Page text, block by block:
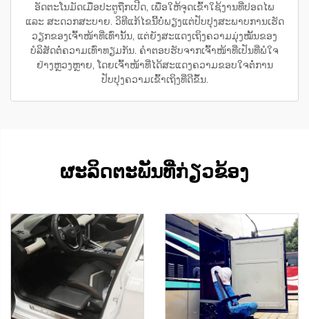
ອັດຕະໂນມັດເມື່ອປະຕູຖືກເປີດ, ເພື່ອໃຫ້ຈຸດເຂົ້າໃຊ້ງານທີ່ປອດໄພ
ແລະ ສະດວກສະບາຍ. ວິທີແກ້ໄຂນີ້ບໍ່ພຽງແຕ່ປັບປຸງສະພາບການເຮັດ
ວຽກຂອງເຈົ້າໜ້າທີ່ເທົ່ານັ້ນ, ແຕ່ຍັງສະແດງເຖິງຄວາມມຸ່ງໝັ້ນຂອງ
ບໍລິສັດຕໍ່ຄວາມເທົ່າທຽມກັນ. ຄຳຕອບຮັບຈາກເຈົ້າໜ້າທີ່ເປັນທີ່ພໍໃຈ
ຢ່າງຫຼວງຫຼາຍ, ໂດຍເຈົ້າໜ້າທີ່ໄດ້ສະແດງຄວາມຂອບໃຈຕໍ່ການ
ປັບປຸງຄວາມເຂົ້າເຖິງທີ່ດີຂຶ້ນ.
ຜະລິດຕະພັນທີ່ກ່ຽວຂ້ອງ